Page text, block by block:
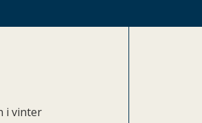
i vinter